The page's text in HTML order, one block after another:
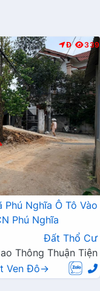
Đ 339
Nghĩa Ô Tô Vào
Phú Nghĩa
Đất Thổ Cư
Thông Thuận Tiện
Ven Đô→